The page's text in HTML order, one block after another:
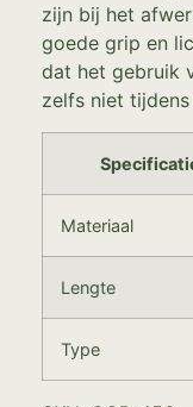
zijn bij het
goede grip en
dat het gebruik
zelfs niet tijdens
Materiaal
Lengte
Type